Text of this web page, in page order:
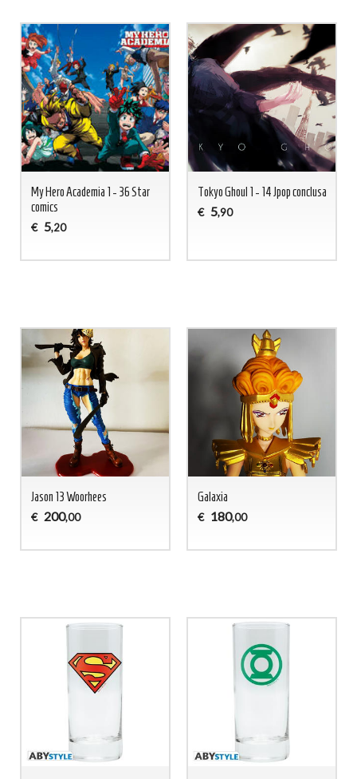
My Hero Academia 1 - 36 Star
comics
€ 5,20
Tokyo Ghoul 1 - 14 Jpop conclusa
€ 5,90
Jason 13 Woorhees
€ 200,00
Galaxia
€ 180,00